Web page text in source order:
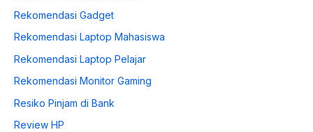
Rekomendasi Gadget
Rekomendasi Laptop Mahasiswa
Rekomendasi Laptop Pelajar
Rekomendasi Monitor Gaming
Resiko Pinjam di Bank
Review HP